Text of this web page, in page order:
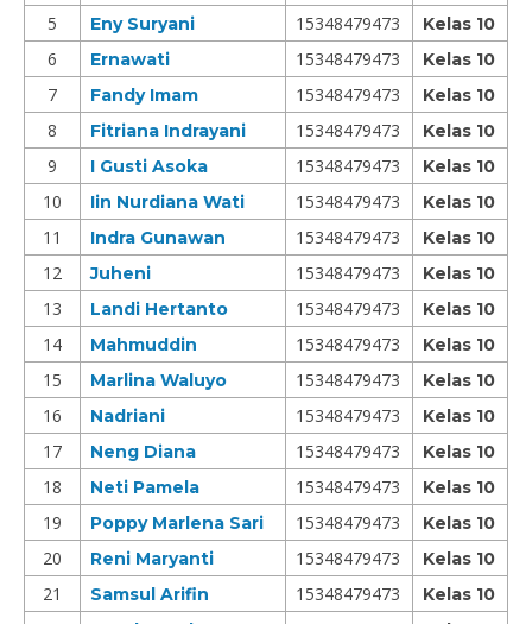
5 Eny Suryani 15348479473 Kelas 10
6 Ernawati 15348479473 Kelas 10
7 Fandy Imam 15348479473 Kelas 10
8 Fitriana Indrayani 15348479473 Kelas 10
9 I Gusti Asoka 15348479473 Kelas 10
10 Iin Nurdiana Wati 15348479473 Kelas 10
11 Indra Gunawan 15348479473 Kelas 10
12 Juheni 15348479473 Kelas 10
13 Landi Hertanto 15348479473 Kelas 10
14 Mahmuddin 15348479473 Kelas 10
15 Marlina Waluyo 15348479473 Kelas 10
16 Nadriani 15348479473 Kelas 10
17 Neng Diana 15348479473 Kelas 10
18 Neti Pamela 15348479473 Kelas 10
19 Poppy Marlena Sari 15348479473 Kelas 10
20 Reni Maryanti 15348479473 Kelas 10
21 Samsul Arifin 15348479473 Kelas 10